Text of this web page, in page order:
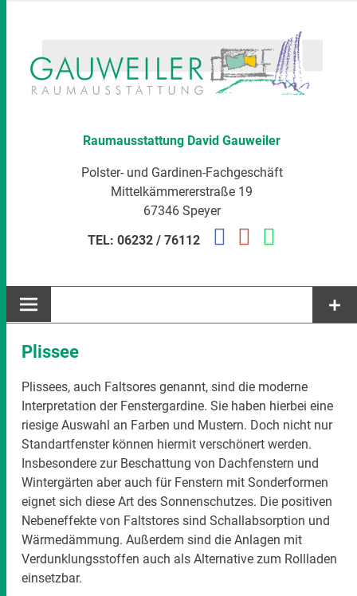
Raumausstattung David Gauweiler
Polster- und Gardinen-Fachgeschäft
Mittelkämmererstraße 19
67346 Speyer
TEL: 06232 / 76112
Plissee
Plissees, auch Faltsores genannt, sind die moderne
Interpretation der Fenstergardine. Sie haben hierbei eine
riesige Auswahl an Farben und Mustern. Doch nicht nur
Standartfenster können hiermit verschönert werden.
Insbesondere zur Beschattung von Dachfenstern und
Wintergärten aber auch für Fenstern mit Sonderformen
eignet sich diese Art des Sonnenschutzes. Die positiven
Nebeneffekte von Faltstores sind Schallabsorption und
Wärmedämmung. Außerdem sind die Anlagen mit
Verdunklungsstoffen auch als Alternative zum Rollladen
einsetzbar.